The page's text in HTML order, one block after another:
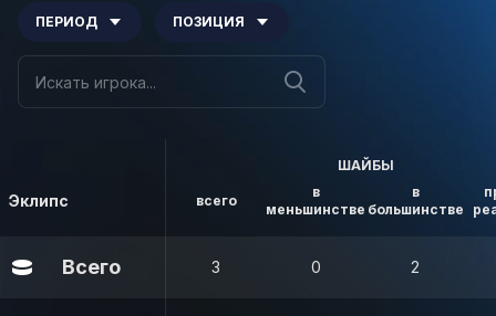
ПЕРИОД ПОЗИЦИЯ
Эклипс
ШАЙБЫ
всего
в
меньшинстве
в
большинстве
Всего 3 0 2